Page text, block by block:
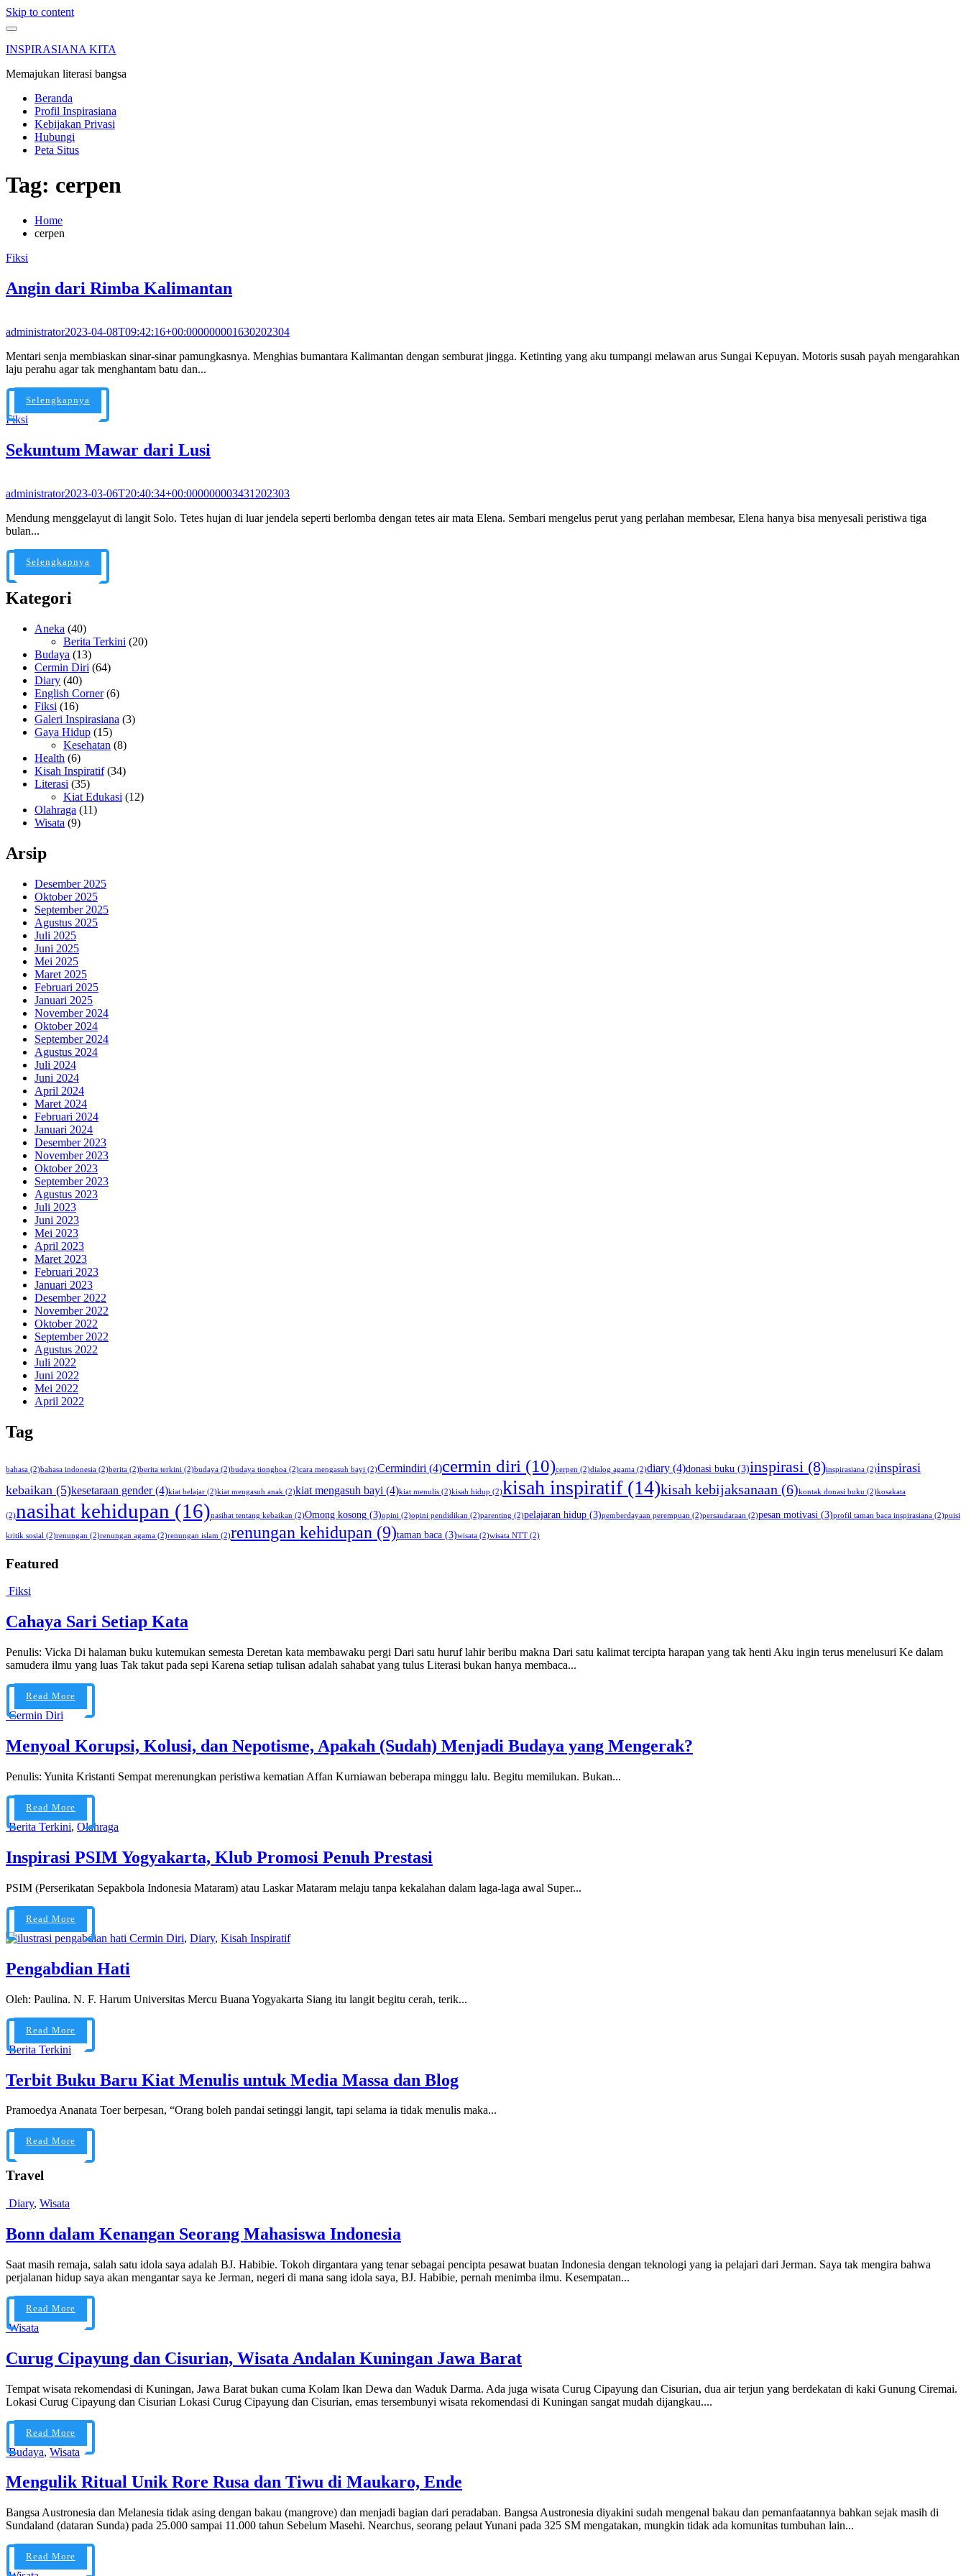
Skip to content
INSPIRASIANA KITA
Memajukan literasi bangsa
Beranda
Profil Inspirasiana
Kebijakan Privasi
Hubungi
Peta Situs
Tag: cerpen
Home
cerpen
Fiksi
Angin dari Rimba Kalimantan
administrator2023-04-08T09:42:16+00:000000001630202304
Mentari senja membiaskan sinar-sinar pamungkasnya. Menghias bumantara Kalimantan dengan semburat jingga. Ketinting yang aku tumpangi melawan arus Sungai Kepuyan. Motoris susah payah mengarahkan
laju perahu agar tak menghantam batu dan...
Selengkapnya
Fiksi
Sekuntum Mawar dari Lusi
administrator2023-03-06T20:40:34+00:000000003431202303
Mendung menggelayut di langit Solo. Tetes hujan di luar jendela seperti berlomba dengan tetes air mata Elena. Sembari mengelus perut yang perlahan membesar, Elena hanya bisa menyesali peristiwa tiga
bulan...
Selengkapnya
Kategori
Aneka (40)
Berita Terkini (20)
Budaya (13)
Cermin Diri (64)
Diary (40)
English Corner(6)
Fiksi (16)
Galeri Inspirasiana (3)
Gaya Hidup (15)
Kesehatan (8)
Health (6)
Kisah Inspiratif(34)
Literasi (35)
Kiat Edukasi (12)
Olahraga (11)
Wisata (9)
Arsip
Desember 2025
Oktober 2025
September 2025
Agustus 2025
Juli 2025
Juni 2025
Mei 2025
Maret 2025
Februari 2025
Januari 2025
November 2024
Oktober 2024
September 2024
Agustus 2024
Juli 2024
Juni 2024
April 2024
Maret 2024
Februari 2024
Januari 2024
Desember 2023
November 2023
Oktober 2023
September 2023
Agustus 2023
Juli 2023
Juni 2023
Mei 2023
April 2023
Maret 2023
Februari 2023
Januari 2023
Desember 2022
November 2022
Oktober 2022
September 2022
Agustus 2022
Juli 2022
Juni 2022
Mei 2022
April 2022
Tag
bahasa (2)bahasa indonesia (2)berita (2)berita terkini (2)budaya (2)budaya tionghoa (2)cara mengasuh bayi (2)Cermindiri (4)cermin diri (10)cerpen (2)dialog agama (2)diary (4)donasi buku (3)inspirasi (8)inspirasiana (2)inspirasi
kebaikan (5)kesetaraan gender(4)kiat belajar (2)kiat mengasuh anak (2)kiat mengasuh bayi (4)kiat menulis (2)kisah hidup (2)kisah inspiratif(14)kisah kebijaksanaan (6)kontak donasi buku (2)kosakata
(2)nasihat kehidupan (16)nasihat tentang kebaikan (2)Omong kosong (3)opini (2)opini pendidikan (2)parenting (2)pelajaran hidup (3)pemberdayaan perempuan (2)persaudaraan (2)pesan motivasi (3)profil taman baca inspirasiana (2)puisi
kritik sosial (2)renungan (2)renungan agama (2)renungan islam (2)renungan kehidupan (9)taman baca (3)wisata (2)wisata NTT (2)
Featured
Fiksi
Cahaya Sari Setiap Kata
Penulis: Vicka Di halaman buku kutemukan semesta Deretan kata membawaku pergi Dari satu huruf lahir beribu makna Dari satu kalimat tercipta harapan yang tak henti Aku ingin terus menelusuri Ke dalam
samudera ilmu yang luas Tak takut pada sepi Karena setiap tulisan adalah sahabat yang tulus Literasi bukan hanya membaca...
Read More
Cermin Diri
Menyoal Korupsi, Kolusi, dan Nepotisme, Apakah (Sudah) Menjadi Budaya yang Mengerak?
Penulis: Yunita Kristanti Sempat merenungkan peristiwa kematian Affan Kurniawan beberapa minggu lalu. Begitu memilukan. Bukan...
Read More
Berita Terkini, Olahraga
Inspirasi PSIM Yogyakarta, Klub Promosi Penuh Prestasi
PSIM (Perserikatan Sepakbola Indonesia Mataram) atau Laskar Mataram melaju tanpa kekalahan dalam laga-laga awal Super...
Read More
Cermin Diri, Diary, Kisah Inspiratif
Pengabdian Hati
Oleh: Paulina. N. F. Harum Universitas Mercu Buana Yogyakarta Siang itu langit begitu cerah, terik...
Read More
Berita Terkini
Terbit Buku Baru Kiat Menulis untuk Media Massa dan Blog
Pramoedya Ananata Toer berpesan, “Orang boleh pandai setinggi langit, tapi selama ia tidak menulis maka...
Read More
Travel
Diary, Wisata
Bonn dalam Kenangan Seorang Mahasiswa Indonesia
Saat masih remaja, salah satu idola saya adalah BJ. Habibie. Tokoh dirgantara yang tenar sebagai pencipta pesawat buatan Indonesia dengan teknologi yang ia pelajari dari Jerman. Saya tak mengira bahwa
perjalanan hidup saya akan mengantar saya ke Jerman, negeri di mana sang idola saya, BJ. Habibie, pernah menimba ilmu. Kesempatan...
Read More
Wisata
Curug Cipayung dan Cisurian, Wisata Andalan Kuningan Jawa Barat
Tempat wisata rekomendasi di Kuningan, Jawa Barat bukan cuma Kolam Ikan Dewa dan Waduk Darma. Ada juga wisata Curug Cipayung dan Cisurian, dua air terjun yang berdekatan di kaki Gunung Ciremai.
Lokasi Curug Cipayung dan Cisurian Lokasi Curug Cipayung dan Cisurian, emas tersembunyi wisata rekomendasi di Kuningan sangat mudah dijangkau....
Read More
Budaya, Wisata
Mengulik Ritual Unik Rore Rusa dan Tiwu di Maukaro, Ende
Bangsa Austronesia dan Melanesia tidak asing dengan bakau (mangrove) dan menjadi bagian dari peradaban. Bangsa Austronesia diyakini sudah mengenal bakau dan pemanfaatannya bahkan sejak masih di
Sundaland (dataran Sunda) pada 25.000 sampai 11.000 tahun Sebelum Masehi. Nearchus, seorang pelaut Yunani pada 325 SM mengatakan, mungkin tidak ada komunitas tumbuhan lain...
Read More